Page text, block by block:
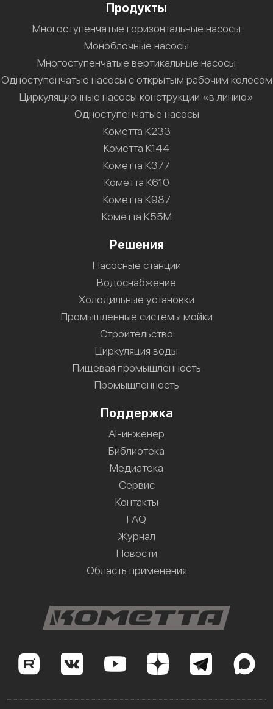
Продукты
Многоступенчатые горизонтальные насосы
Моноблочные насосы
Многоступенчатые вертикальные насосы
Одноступенчатые насосы с открытым рабочим колесом
Циркуляционные насосы конструкции «в линию»
Одноступенчатые насосы
Кометта К233
Кометта К144
Кометта К377
Кометта К610
Кометта К987
Кометта К55М
Решения
Насосные станции
Водоснабжение
Холодильные установки
Промышленные системы мойки
Строительство
Циркуляция воды
Пищевая промышленность
Промышленность
Поддержка
AI-инженер
Библиотека
Медиатека
Сервис
Контакты
FAQ
Журнал
Новости
Область применения